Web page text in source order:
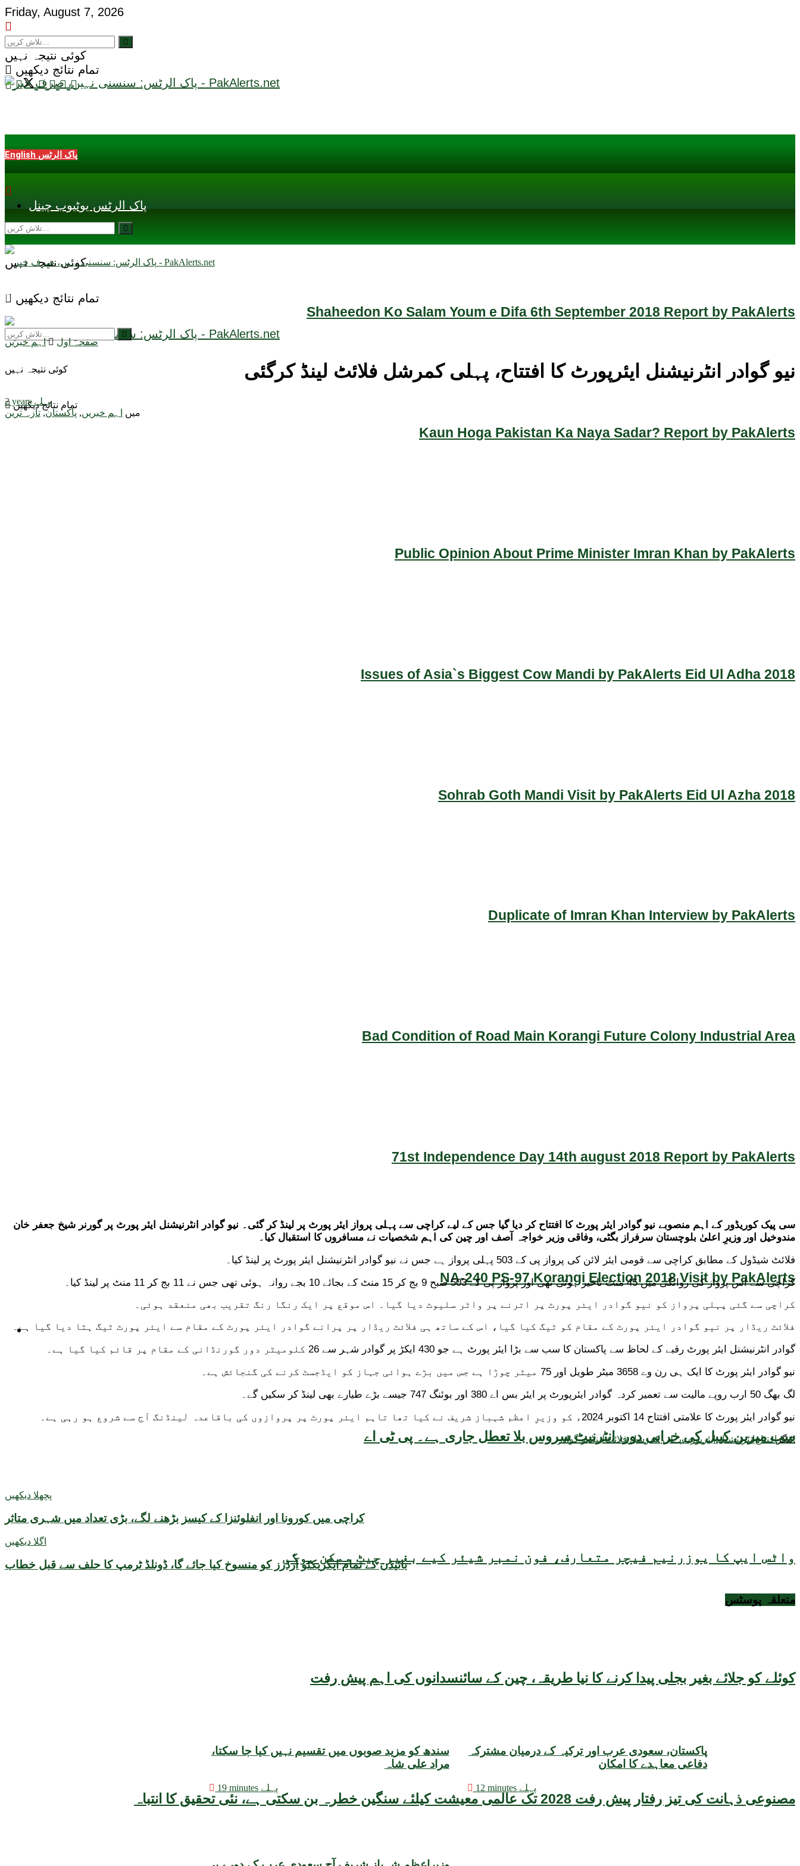
Friday, August 7, 2026
کوئی نتیجہ نہیں
تمام نتائج دیکھیں
English پاک الرٹس
پاک الرٹس یوٹیوب چینل
Shaheedon Ko Salam Youm e Difa 6th September 2018 Report by PakAlerts
Kaun Hoga Pakistan Ka Naya Sadar? Report by PakAlerts
Public Opinion About Prime Minister Imran Khan by PakAlerts
Issues of Asia`s Biggest Cow Mandi by PakAlerts Eid Ul Adha 2018
Sohrab Goth Mandi Visit by PakAlerts Eid Ul Azha 2018
Duplicate of Imran Khan Interview by PakAlerts
Bad Condition of Road Main Korangi Future Colony Industrial Area
71st Independence Day 14th august 2018 Report by PakAlerts
NA-240 PS-97 Korangi Election 2018 Visit by PakAlerts
ٹیکنالوجی
سب میرین کیبل کی خرابی دور، انٹرنیٹ سروس بلا تعطل جاری ہے۔ پی ٹی اے
واٹس ایپ کا یوزرنیم فیچر متعارف، فون نمبر شیئر کیے بغیر چیٹ ممکن ہوگی
کوئلے کو جلائے بغیر بجلی پیدا کرنے کا نیا طریقہ، چین کے سائنسدانوں کی اہم پیش رفت
مصنوعی ذہانت کی تیز رفتار پیش رفت 2028 تک عالمی معیشت کیلئے سنگین خطرہ بن سکتی ہے، نئی تحقیق کا انتباہ
کوئی نتیجہ نہیں
تمام نتائج دیکھیں
کوئی نتیجہ نہیں
تمام نتائج دیکھیں
صفحہ اول اہم خبریں
نیو گوادر انٹرنیشنل ایئرپورٹ کا افتتاح، پہلی کمرشل فلائٹ لینڈ کرگئی
2 years پہلے
میں
اہم خبریں, پاکستان, تازہ ترین
سی پیک کوریڈور کے اہم منصوبے نیو گوادر ایئر پورٹ کا افتتاح کر دیا گیا جس کے لیے کراچی سے پہلی پرواز ایئر پورٹ پر لینڈ کر گئی۔ نیو گوادر انٹرنیشنل ایئر پورٹ پر گورنر شیخ جعفر خان
مندوخیل اور وزیرِ اعلیٰ بلوچستان سرفراز بگٹی، وفاقی وزیر خواجہ آصف اور چین کی اہم شخصیات نے مسافروں کا استقبال کیا۔
فلائٹ شیڈول کے مطابق کراچی سے قومی ایئر لائن کی پرواز پی کے 503 پہلی پرواز ہے جس نے نیو گوادر انٹرنیشنل ایئر پورٹ پر لینڈ کیا۔
کراچی سے اس پرواز کی روانگی میں 45 منٹ تاخیر ہوئی تھی اور پرواز پی کے 503 صبح 9 بج کر 15 منٹ کے بجائے 10 بجے روانہ ہوئی تھی جس نے 11 بج کر 11 منٹ پر لینڈ کیا۔
کراچی سے گئی پہلی پرواز کو نیو گوادر ایئر پورٹ پر اترنے پر واٹر سلیوٹ دیا گیا۔ اس موقع پر ایک رنگا رنگ تقریب بھی منعقد ہوئی۔
فلائٹ ریڈار پر نیو گوادر ایئر پورٹ کے مقام کو ٹیگ کیا گیا، اس کے ساتھ ہی فلائٹ ریڈار پر پرانے گوادر ایئر پورٹ کے مقام سے ایئر پورٹ ٹیگ ہٹا دیا گیا ہے۔
گوادر انٹرنیشنل ایئر پورٹ رقبے کے لحاظ سے پاکستان کا سب سے بڑا ایئر پورٹ ہے جو 430 ایکڑ پر گوادر شہر سے 26 کلومیٹر دور گورنڈانی کے مقام پر قائم کیا گیا ہے۔
نیو گوادر ایئر پورٹ کا ایک ہی رن وے 3658 میٹر طویل اور 75 میٹر چوڑا ہے جس میں بڑے ہوائی جہاز کو ایڈجسٹ کرنے کی گنجائش ہے۔
لگ بھگ 50 ارب روپے مالیت سے تعمیر کردہ گوادر ایئرپورٹ پر ایئر بس اے 380 اور بوئنگ 747 جیسے بڑے طیارے بھی لینڈ کر سکیں گے۔
نیو گوادر ایئر پورٹ کا علامتی افتتاح 14 اکتوبر 2024ء کو وزیرِ اعظم شہباز شریف نے کیا تھا تاہم ایئر پورٹ پر پروازوں کی باقاعدہ لینڈنگ آج سے شروع ہو رہی ہے۔
ٹیگز: افتتاحانٹرنیشنل ایئرپورٹپہلی کمرشل فلائٹلینڈنیو گوادر
پچھلا دیکھیں
کراچی میں کورونا اور انفلوئنزا کے کیسز بڑھنے لگے، بڑی تعداد میں شہری متاثر
اگلا دیکھیں
بائیڈن کے تمام ایگزیکٹو آرڈرز کو منسوخ کیا جائے گا، ڈونلڈ ٹرمپ کا حلف سے قبل خطاب
متعلقہ پوسٹس
پاکستان، سعودی عرب اور ترکیہ کے درمیان مشترکہ
دفاعی معاہدے کا امکان
12 minutes پہلے
سندھ کو مزید صوبوں میں تقسیم نہیں کیا جا سکتا،
مراد علی شاہ
19 minutes پہلے